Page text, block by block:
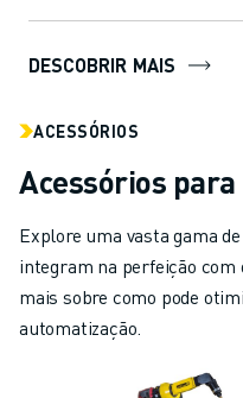
na indú...
DESCOBRIR MAIS
ACESSÓRIOS
Acessórios para
Explore uma vasta gama
integram na perfeição com
mais sobre como pode
automatização.